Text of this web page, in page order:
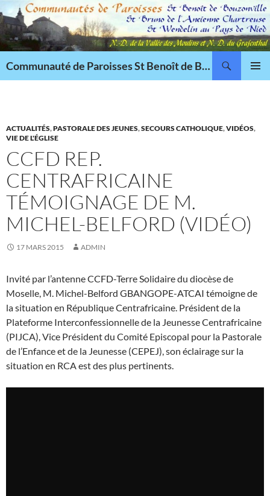
Aller
au
contenu
Communauté de Paroisses St Benoît de Bouzonville
ACTUALITÉS,PASTORALE DES JEUNES,SECOURS CATHOLIQUE,VIDÉOS,
VIE DE L'ÉGLISE
CCFD REP.
CENTRAFRICAINE
TÉMOIGNAGE DE M.
MICHEL-BELFORD (VIDÉO)
17 MARS 2015 ADMIN
Invité par l’antenne CCFD-Terre Solidaire du diocèse de
Moselle, M. Michel-Belford GBANGOPE-ATCAI témoigne de
la situation en République Centrafricaine. Président de la
Plateforme Interconfessionnelle de la Jeunesse Centrafricaine
(PIJCA), Vice Président du Comité Episcopal pour la Pastorale
de l’Enfance et de la Jeunesse (CEPEJ), son éclairage sur la
situation en RCA est des plus pertinents.